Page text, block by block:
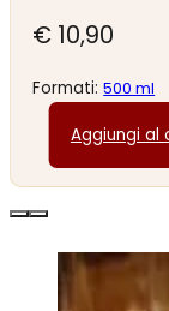
€ 10,90
Formati:500 ml
Aggiungi al